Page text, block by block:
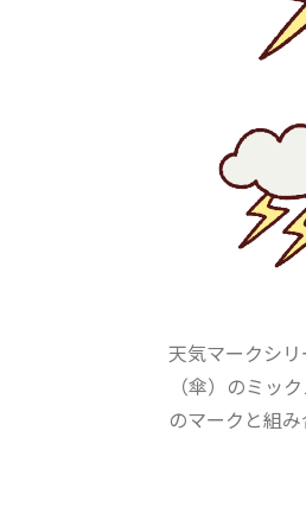
天気マークシ
（傘）のミッ
のマークと組